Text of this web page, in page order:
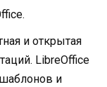
и открытая
LibreOffice
и